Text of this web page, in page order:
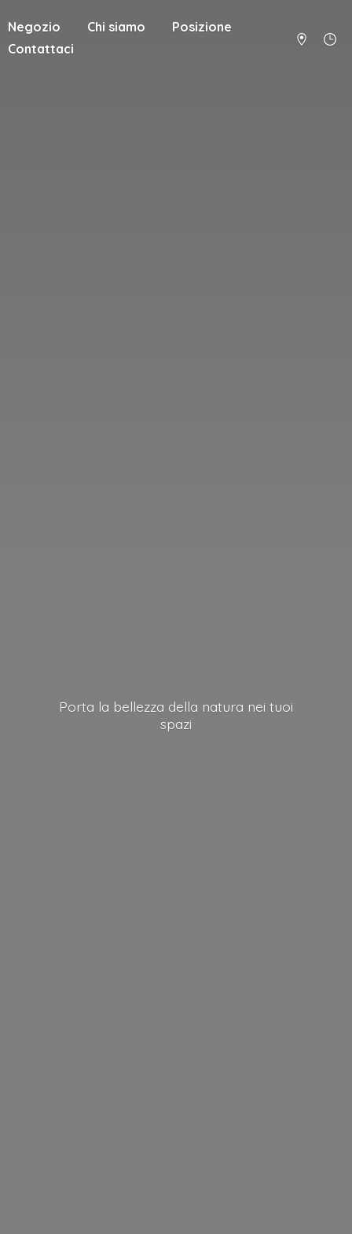
Negozio Chi siamo
Posizione
Contattaci
Porta la bellezza della natura nei tuoi
spazi